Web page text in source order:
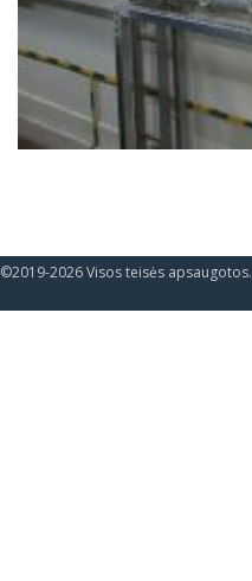
©2019-2026 Visos teisės apsaugotos.